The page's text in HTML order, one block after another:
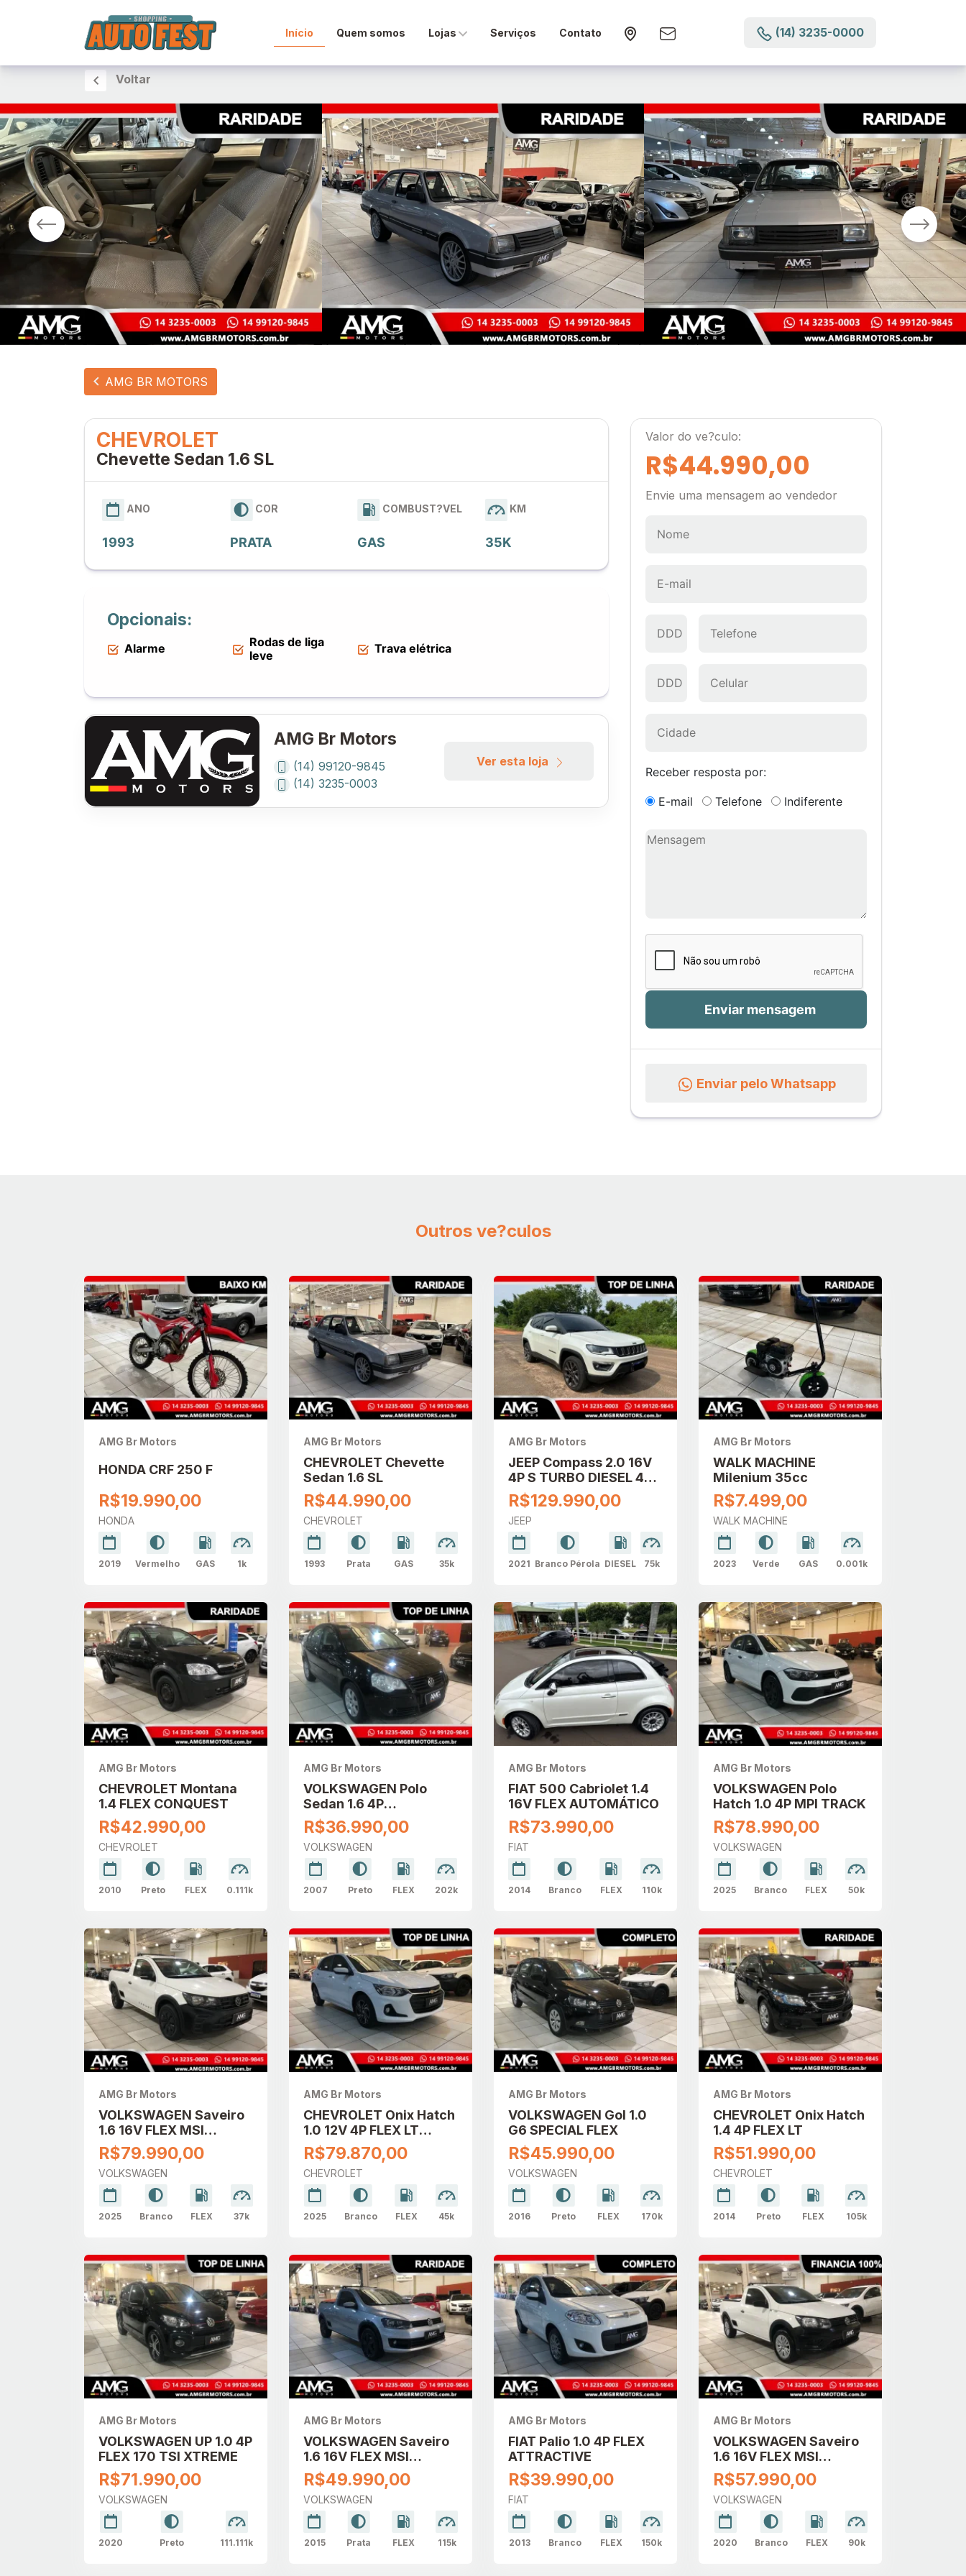
Início Quem somos Lojas Serviços Contato (14) 3235-0000
Voltar
AMG BR MOTORS
CHEVROLET
Chevette Sedan 1.6 SL
ANO
1993
COR
PRATA
COMBUST?VEL
GAS
KM
35K
Opcionais:
Alarme
Rodas de liga
leve
Trava elétrica
AMG Br Motors
(14) 99120-9845
(14) 3235-0003
Ver esta loja
Valor do ve?culo:
R$44.990,00
Envie uma mensagem ao vendedor
Receber resposta por:
E-mail Telefone Indiferente
Enviar pelo Whatsapp
Outros ve?culos
AMG Br Motors
HONDA CRF 250 F
R$19.990,00
HONDA
2019 Vermelho GAS 1k
AMG Br Motors
CHEVROLET Chevette
Sedan 1.6 SL
R$44.990,00
CHEVROLET
1993 Prata GAS 35k
AMG Br Motors
JEEP Compass 2.0 16V
4P S TURBO DIESEL 4X4
AUTOMÁTICO
R$129.990,00
JEEP
2021 Branco Pérola DIESEL 75k
AMG Br Motors
WALK MACHINE
Milenium 35cc
R$7.499,00
WALK MACHINE
2023 Verde GAS 0.001k
AMG Br Motors
CHEVROLET Montana
1.4 FLEX CONQUEST
R$42.990,00
CHEVROLET
2010 Preto FLEX 0.111k
AMG Br Motors
VOLKSWAGEN Polo
Sedan 1.6 4P
COMFORTLINE FLEX
R$36.990,00
VOLKSWAGEN
2007 Preto FLEX 202k
AMG Br Motors
FIAT 500 Cabriolet 1.4
16V FLEX AUTOMÁTICO
R$73.990,00
FIAT
2014 Branco FLEX 110k
AMG Br Motors
VOLKSWAGEN Polo
Hatch 1.0 4P MPI TRACK
R$78.990,00
VOLKSWAGEN
2025 Branco FLEX 50k
AMG Br Motors
VOLKSWAGEN Saveiro
1.6 16V FLEX MSI
ROBUST CABINE
SIMPLES
R$79.990,00
VOLKSWAGEN
2025 Branco FLEX 37k
AMG Br Motors
CHEVROLET Onix Hatch
1.0 12V 4P FLEX LT
TURBO
R$79.870,00
CHEVROLET
2025 Branco FLEX 45k
AMG Br Motors
VOLKSWAGEN Gol 1.0
G6 SPECIAL FLEX
R$45.990,00
VOLKSWAGEN
2016 Preto FLEX 170k
AMG Br Motors
CHEVROLET Onix Hatch
1.4 4P FLEX LT
R$51.990,00
CHEVROLET
2014 Preto FLEX 105k
AMG Br Motors
VOLKSWAGEN UP 1.0 4P
FLEX 170 TSI XTREME
R$71.990,00
VOLKSWAGEN
2020 Preto 111.111k
AMG Br Motors
VOLKSWAGEN Saveiro
1.6 16V FLEX MSI
TRENDLINE CABINE
SIMPLES
R$49.990,00
VOLKSWAGEN
2015 Prata FLEX 115k
AMG Br Motors
FIAT Palio 1.0 4P FLEX
ATTRACTIVE
R$39.990,00
FIAT
2013 Branco FLEX 150k
AMG Br Motors
VOLKSWAGEN Saveiro
1.6 16V FLEX MSI
ROBUST CABINE
SIMPLES
R$57.990,00
VOLKSWAGEN
2020 Branco FLEX 90k